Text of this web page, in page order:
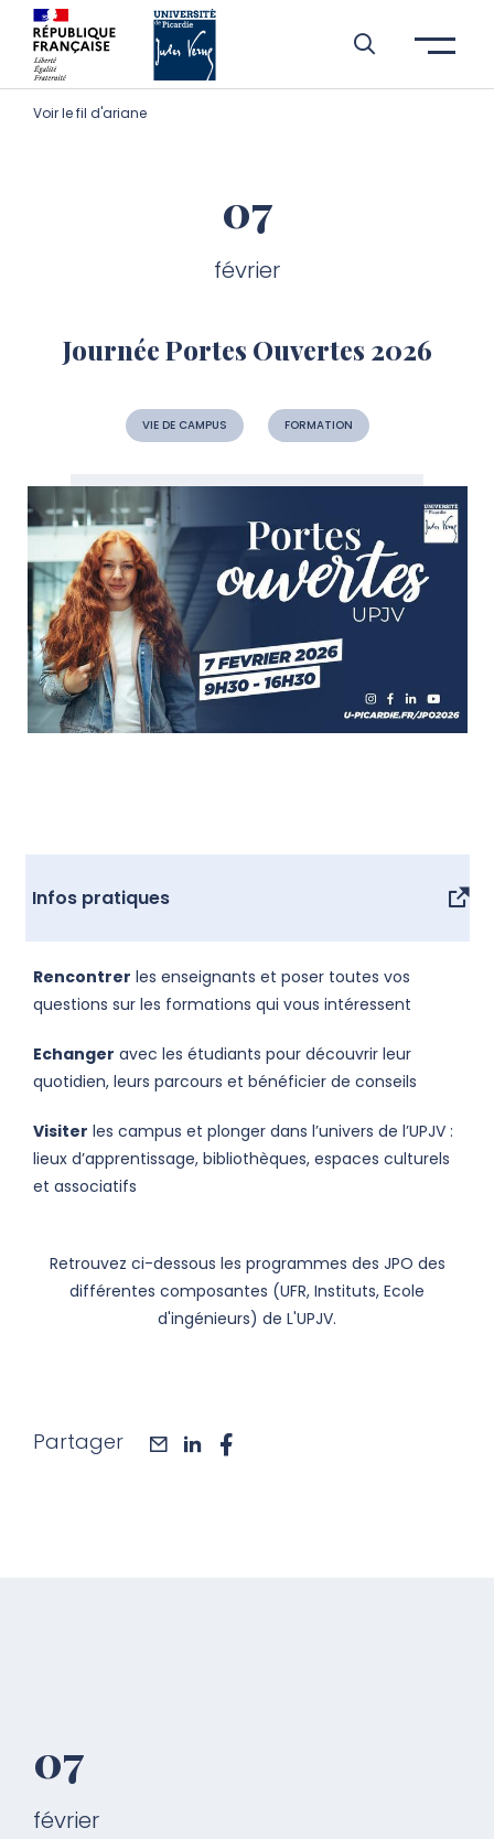
Aller à l’entête de page
Aller au menu principale
Aller au contenu principal
Aller à la recherche
Passer aux cookies
Aller au pied de page
Voir le fil d'ariane
07
février
Journée Portes Ouvertes 2026
VIE DE CAMPUS FORMATION
Infos pratiques
Rencontrer les enseignants et poser toutes vos
questions sur les formations qui vous intéressent
Echanger avec les étudiants pour découvrir leur
quotidien, leurs parcours et bénéficier de conseils
Visiter les campus et plonger dans l’univers de l’UPJV :
lieux d’apprentissage, bibliothèques, espaces culturels
et associatifs
Retrouvez ci-dessous les programmes des JPO des
différentes composantes (UFR, Instituts, Ecole
d'ingénieurs) de L'UPJV.
Partager maillinkedin
07
février